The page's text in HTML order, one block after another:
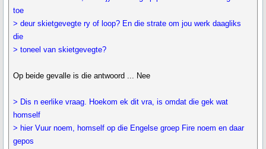
toe
> deur skietgevegte ry of loop? En die strate om jou werk daagliks
die
> toneel van skietgevegte?
Op beide gevalle is die antwoord ... Nee
> Dis n eerlike vraag. Hoekom ek dit vra, is omdat die gek wat
homself
> hier Vuur noem, homself op die Engelse groep Fire noem en daar
gepos